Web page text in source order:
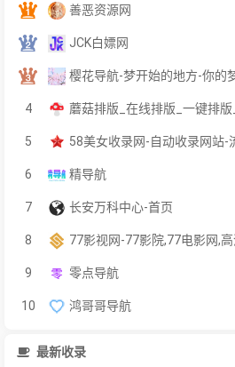
善恶资源网
JCK白嫖网
樱花导航-梦开始的地方-你的
4
5 58美女收录网-自动收录网站-
6 精导航
7 长安万科中心-首页
8
9 零点导航
10 鸿哥哥导航
最新收录